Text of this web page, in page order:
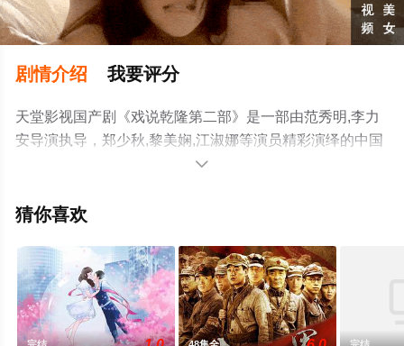
剧情介绍 我要评分
天堂影视国产剧《戏说乾隆第二部》是一部由范秀明,李力
安导演执导，郑少秋,黎美娴,江淑娜等演员精彩演绎的中国
台湾,中国大陆电视剧，大结局剧情已揭晓（1-40全集），
网，更多相关信息可移步至豆瓣电视剧、电视猫或剧情网

猜你喜欢